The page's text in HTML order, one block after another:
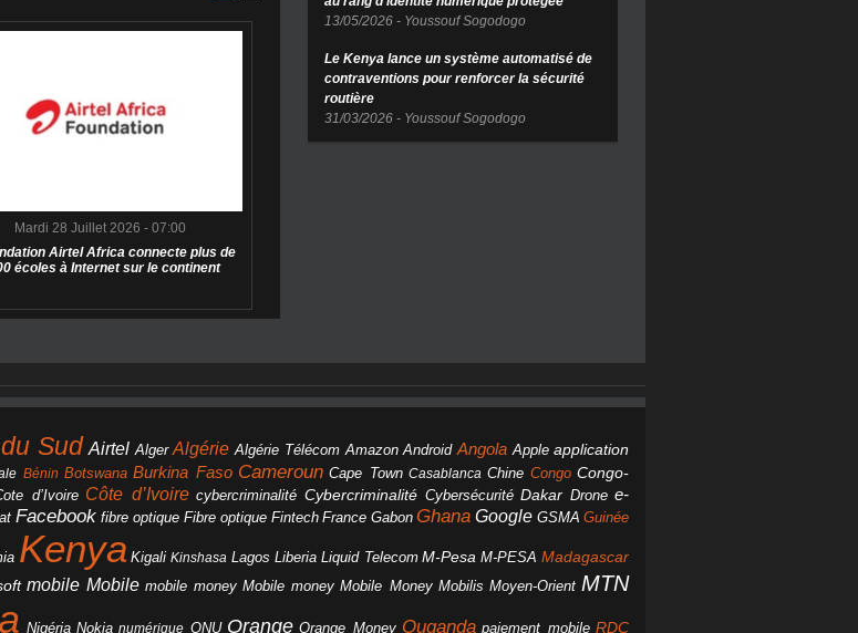
Mardi 28 Juillet 2026 - 07:00
Airtel Africa connecte plus de
écoles à Internet sur le continent
13/05/2026 - Youssouf Sogodogo
Le Kenya lance un système automatisé de
contraventions pour renforcer la sécurité
routière
31/03/2026 - Youssouf Sogodogo
Sud Airtel Alger Algérie Algérie Télécom Amazon Android Angola Apple application
Bénin Botswana Burkina Faso Cameroun Cape Town Casablanca Chine Congo Congo-
d’Ivoire Côte d’Ivoire cybercriminalité Cybercriminalité Cybersécurité Dakar Drone e-
Facebook fibre optique Fibre optique Fintech France Gabon Ghana Google GSMA Guinée
Kenya Kigali Kinshasa Lagos Liberia Liquid Telecom M-Pesa M-PESA Madagascar
mobile Mobile mobile money Mobile money Mobile Money Mobilis Moyen-Orient MTN
Nigéria Nokia numérique ONU Orange Orange Money Ouganda paiement mobile RDC